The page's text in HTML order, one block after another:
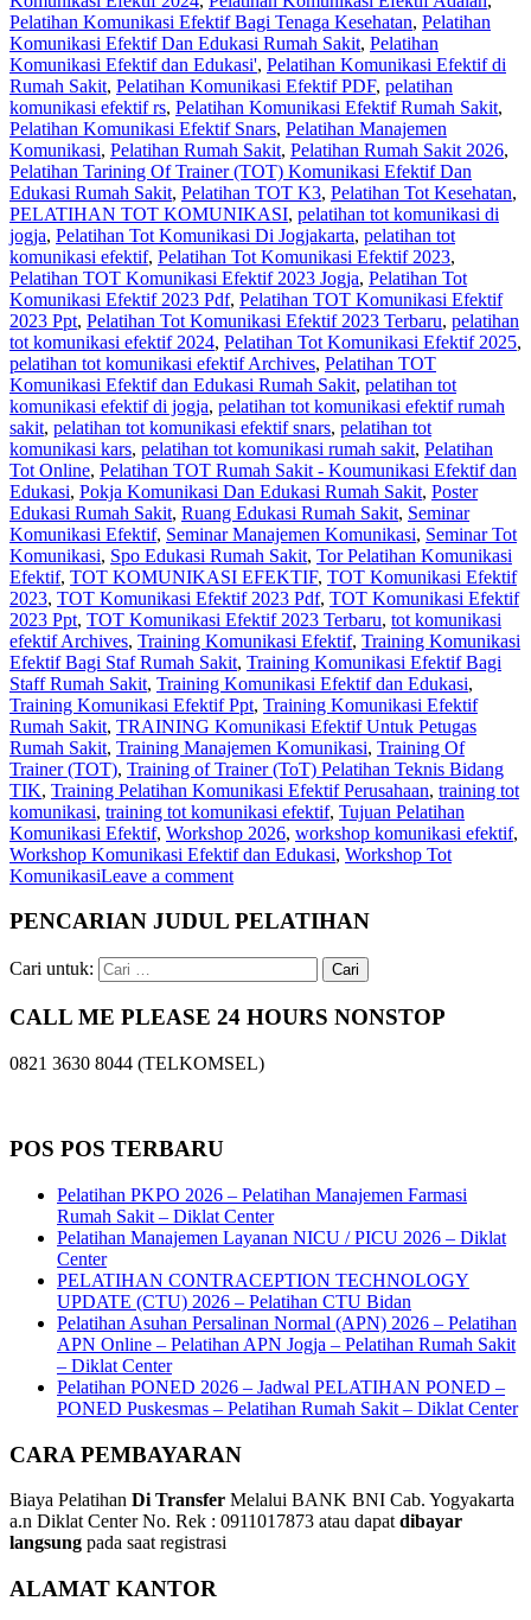
Pelatihan Komunikasi Efektif Bagi Tenaga Kesehatan, Pelatihan
Komunikasi Efektif Dan Edukasi Rumah Sakit, Pelatihan
Komunikasi Efektif dan Edukasi', Pelatihan Komunikasi Efektif di
Rumah Sakit, Pelatihan Komunikasi Efektif PDF, pelatihan
komunikasi efektif rs, Pelatihan Komunikasi Efektif Rumah Sakit,
Pelatihan Komunikasi Efektif Snars, Pelatihan Manajemen
Komunikasi, Pelatihan Rumah Sakit‎, Pelatihan Rumah Sakit 2026,
Pelatihan Tarining Of Trainer (TOT) Komunikasi Efektif Dan
Edukasi Rumah Sakit, Pelatihan TOT K3, Pelatihan Tot Kesehatan,
PELATIHAN TOT KOMUNIKASI, pelatihan tot komunikasi di
jogja, Pelatihan Tot Komunikasi Di Jogjakarta, pelatihan tot
komunikasi efektif, Pelatihan Tot Komunikasi Efektif 2023,
Pelatihan TOT Komunikasi Efektif 2023 Jogja, Pelatihan Tot
Komunikasi Efektif 2023 Pdf, Pelatihan TOT Komunikasi Efektif
2023 Ppt, Pelatihan Tot Komunikasi Efektif 2023 Terbaru, pelatihan
tot komunikasi efektif 2024, Pelatihan Tot Komunikasi Efektif 2025,
pelatihan tot komunikasi efektif Archives, Pelatihan TOT
Komunikasi Efektif dan Edukasi Rumah Sakit, pelatihan tot
komunikasi efektif di jogja, pelatihan tot komunikasi efektif rumah
sakit, pelatihan tot komunikasi efektif snars, pelatihan tot
komunikasi kars, pelatihan tot komunikasi rumah sakit, Pelatihan
Tot Online, Pelatihan TOT Rumah Sakit - Koumunikasi Efektif dan
Edukasi, Pokja Komunikasi Dan Edukasi Rumah Sakit, Poster
Edukasi Rumah Sakit, Ruang Edukasi Rumah Sakit, Seminar
Komunikasi Efektif, Seminar Manajemen Komunikasi, Seminar Tot
Komunikasi, Spo Edukasi Rumah Sakit, Tor Pelatihan Komunikasi
Efektif, TOT KOMUNIKASI EFEKTIF, TOT Komunikasi Efektif
2023, TOT Komunikasi Efektif 2023 Pdf, TOT Komunikasi Efektif
2023 Ppt, TOT Komunikasi Efektif 2023 Terbaru, tot komunikasi
efektif Archives, Training Komunikasi Efektif, Training Komunikasi
Efektif Bagi Staf Rumah Sakit, Training Komunikasi Efektif Bagi
Staff Rumah Sakit, Training Komunikasi Efektif dan Edukasi,
Training Komunikasi Efektif Ppt, Training Komunikasi Efektif
Rumah Sakit, TRAINING Komunikasi Efektif Untuk Petugas
Rumah Sakit, Training Manajemen Komunikasi, Training Of
Trainer (TOT), Training of Trainer (ToT) Pelatihan Teknis Bidang
TIK, Training Pelatihan Komunikasi Efektif Perusahaan, training tot
komunikasi, training tot komunikasi efektif, Tujuan Pelatihan
Komunikasi Efektif, Workshop 2026, workshop komunikasi efektif,
Workshop Komunikasi Efektif dan Edukasi, Workshop Tot
KomunikasiLeave a comment
PENCARIAN JUDUL PELATIHAN
Cari untuk:
CALL ME PLEASE 24 HOURS NONSTOP
0821 3630 8044 (TELKOMSEL)
POS POS TERBARU
Pelatihan PKPO 2026 – Pelatihan Manajemen Farmasi
Rumah Sakit – Diklat Center
Pelatihan Manajemen Layanan NICU / PICU 2026 – Diklat
Center
PELATIHAN CONTRACEPTION TECHNOLOGY
UPDATE (CTU) 2026 – Pelatihan CTU Bidan
Pelatihan Asuhan Persalinan Normal (APN) 2026 – Pelatihan
APN Online – Pelatihan APN Jogja – Pelatihan Rumah Sakit
– Diklat Center
Pelatihan PONED 2026 – Jadwal PELATIHAN PONED –
PONED Puskesmas – Pelatihan Rumah Sakit – Diklat Center
CARA PEMBAYARAN
Biaya Pelatihan Di Transfer Melalui BANK BNI Cab. Yogyakarta
a.n Diklat Center No. Rek : 0911017873 atau dapatdibayar
langsung pada saat registrasi
ALAMAT KANTOR